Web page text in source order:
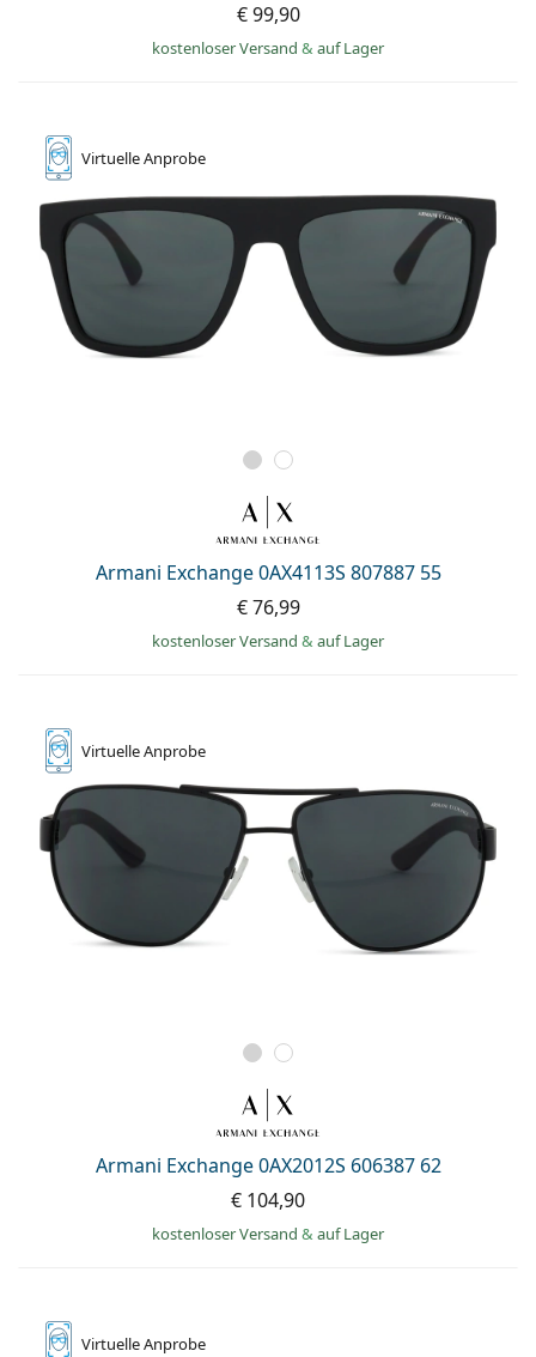
€ 99,90
kostenloser Versand & auf Lager
VirtuelleAnprobe
Armani Exchange 0AX4113S 807887 55
€ 76,99
kostenloser Versand & auf Lager
VirtuelleAnprobe
Armani Exchange 0AX2012S 606387 62
€ 104,90
kostenloser Versand & auf Lager
VirtuelleAnprobe